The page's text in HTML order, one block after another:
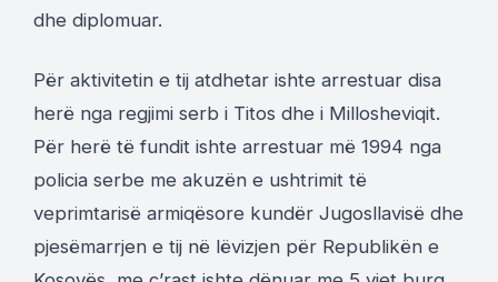
dhe diplomuar.
Për aktivitetin e tij atdhetar ishte arrestuar disa
herë nga regjimi serb i Titos dhe i Millosheviqit.
Për herë të fundit ishte arrestuar më 1994 nga
policia serbe me akuzën e ushtrimit të
veprimtarisë armiqësore kundër Jugosllavisë dhe
pjesëmarrjen e tij në lëvizjen për Republikën e